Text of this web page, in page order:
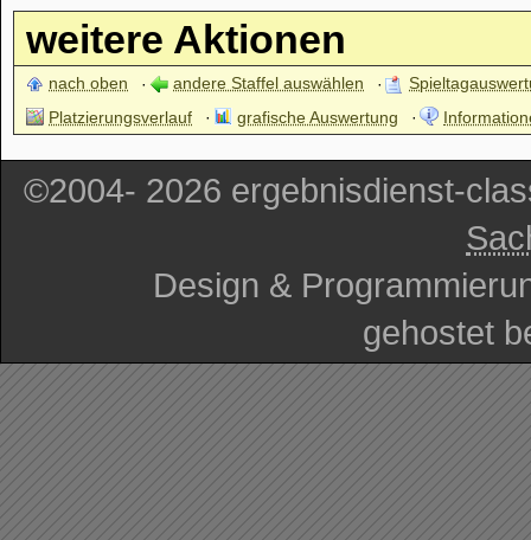
weitere Aktionen
nach oben andere Staffel auswählen
Platzierungsverlauf
grafische Auswertung
©2004- 2026 ergebnisdienst-
Design &
gehostet